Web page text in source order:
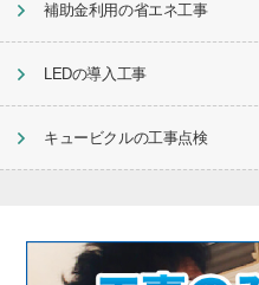
補助金利用の省エネ工事
LEDの導入工事
キュービクルの工事点検